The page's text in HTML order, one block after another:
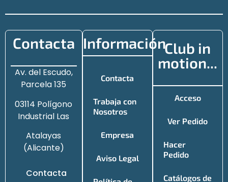
Contacta
Av. del Escudo,
Parcela 135
03114 Polígono
Industrial Las
Atalayas
(Alicante)
Contacta
Información
Contacta
Trabaja con
Nosotros
Empresa
Aviso Legal
Club in
motion...
Acceso
Ver Pedido
Hacer
Pedido
Catálogos de